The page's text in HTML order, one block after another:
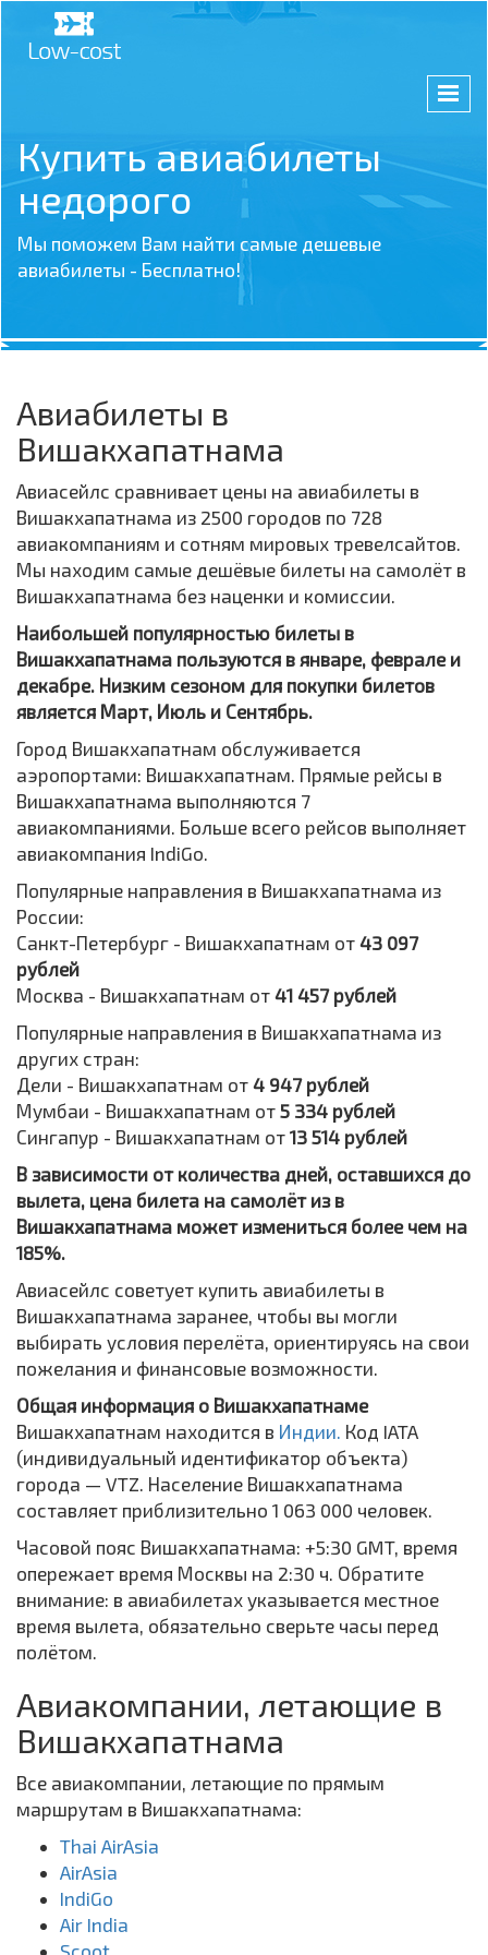
Купить авиабилеты
недорого
Мы поможем Вам найти самые дешевые
авиабилеты - Бесплатно!
Авиабилеты в
Вишакхапатнама
Авиасейлс сравнивает цены на авиабилеты в
Вишакхапатнама из 2500 городов по 728
авиакомпаниям и сотням мировых тревелсайтов.
Мы находим самые дешёвые билеты на самолёт в
Вишакхапатнама без наценки и комиссии.
Наибольшей популярностью билеты в
Вишакхапатнама пользуются в январе, феврале и
декабре. Низким сезоном для покупки билетов
является Март, Июль и Сентябрь.
Город Вишакхапатнам обслуживается
аэропортами: Вишакхапатнам. Прямые рейсы в
Вишакхапатнама выполняются 7
авиакомпаниями. Больше всего рейсов выполняет
авиакомпания IndiGo.
Популярные направления в Вишакхапатнама из
России:
Санкт-Петербург - Вишакхапатнам от 43 097
рублей
Москва - Вишакхапатнам от 41 457 рублей
Популярные направления в Вишакхапатнама из
других стран:
Дели - Вишакхапатнам от 4 947 рублей
Мумбаи - Вишакхапатнам от 5 334 рублей
Сингапур - Вишакхапатнам от 13 514 рублей
В зависимости от количества дней, оставшихся до
вылета, цена билета на самолёт из в
Вишакхапатнама может измениться более чем на
185%.
Авиасейлс советует купить авиабилеты в
Вишакхапатнама заранее, чтобы вы могли
выбирать условия перелёта, ориентируясь на свои
пожелания и финансовые возможности.
Общая информация о Вишакхапатнаме
Вишакхапатнам находится в Индии. Код IATA
(индивидуальный идентификатор объекта)
города — VTZ. Население Вишакхапатнама
составляет приблизительно 1 063 000 человек.
Часовой пояс Вишакхапатнама: +5:30 GMT, время
опережает время Москвы на 2:30 ч. Обратите
внимание: в авиабилетах указывается местное
время вылета, обязательно сверьте часы перед
полётом.
Авиакомпании, летающие в
Вишакхапатнама
Все авиакомпании, летающие по прямым
маршрутам в Вишакхапатнама:
Thai AirAsia
AirAsia
IndiGo
Air India
Scoot